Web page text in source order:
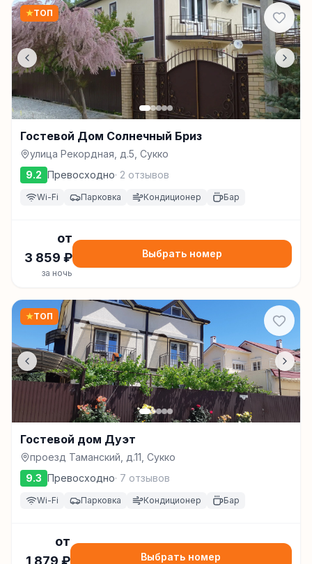
★ТОП
Гостевой Дом Солнечный Бриз
улица Рекордная, д.5, Сукко
9.2 Превосходно· 2 отзывов
Wi-Fi Парковка Кондиционер Бар
от
3 859 ₽
за ночь
Выбрать номер
★ТОП
Гостевой дом Дуэт
проезд Таманский, д.11, Сукко
9.3 Превосходно· 7 отзывов
Wi-Fi Парковка Кондиционер Бар
от
1 879 ₽ Выбрать номер